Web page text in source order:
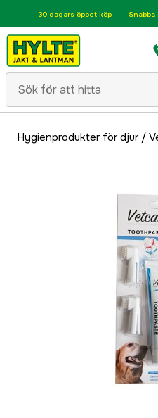
30 dagars öppet köp
Hygienprodukter för djur/